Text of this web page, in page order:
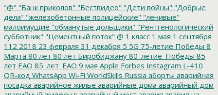
"@" "Банк приколов" "Бествидео" "Дети войны" "Добрые
дела" "железобетонные полицейские" "ленивые"
малоимущие "обманутые дольщики" "Рентгенологический
субботник" "Цементный поток" @ 1 класс 1 мая 1 сентября
112 2018 23 февраля 31 декабря 5 5G 75-летие Победы 8
Марта 80 лет 80 лет Биробиджану 80_летие_Победы 85
лет ЕАО 85_лет_ЕАО 9 мая Apple Forbes Instagram L-410
QR-код WhatsApp Wi-Fi WorldSkills Russia аборты аварийная
посадка аварийное жилье аварийные дома аварийный дом